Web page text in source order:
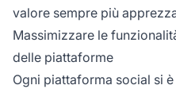
valore sempre più
Massimizzare le
delle piattaforme
Ogni piattaforma social si